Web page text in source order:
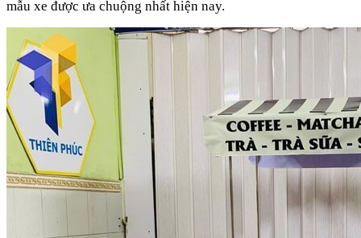
mẫu xe được ưa chuộng nhất hiện nay.